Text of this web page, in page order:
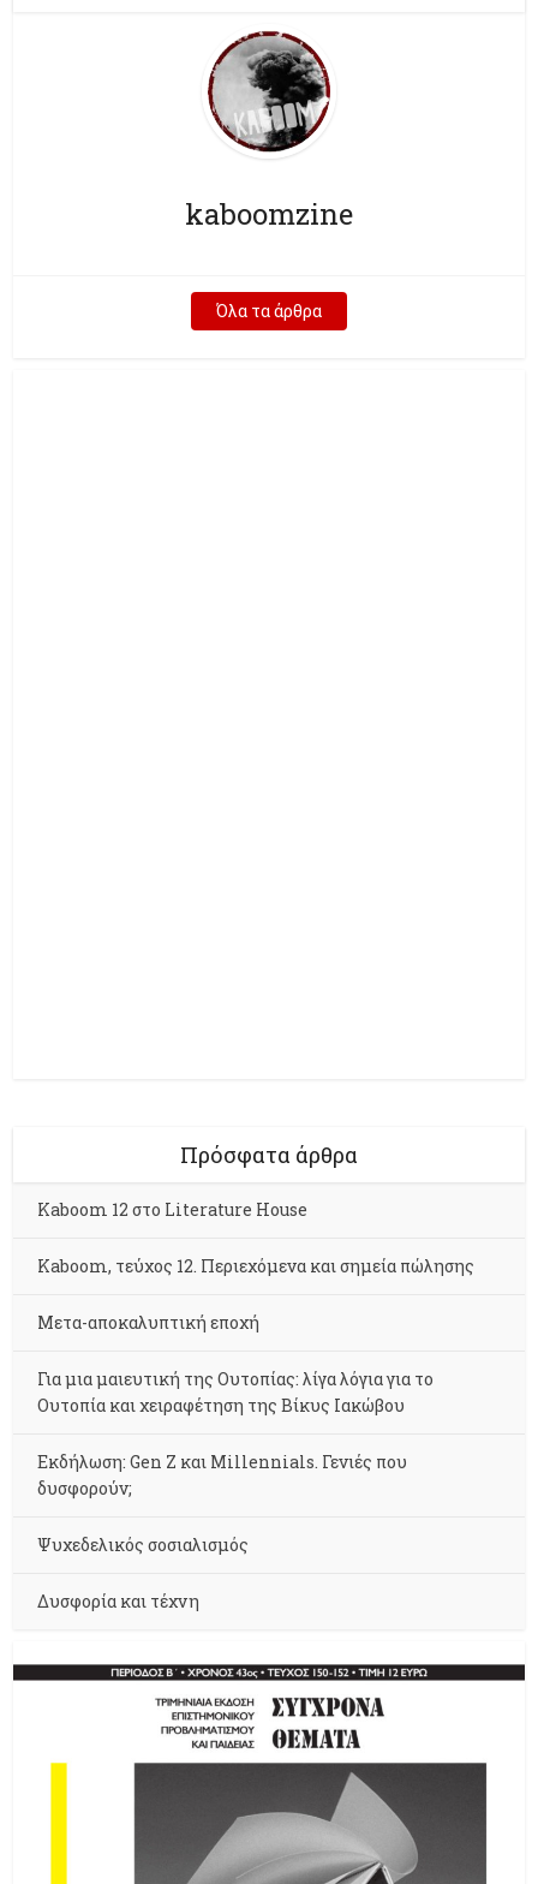
kaboomzine
Όλα τα άρθρα
Πρόσφατα άρθρα
Kaboom 12 στο Literature House
Kaboom, τεύχος 12. Περιεχόμενα και σημεία πώλησης
Μετα-αποκαλυπτική εποχή
Για μια μαιευτική της Ουτοπίας: λίγα λόγια για το
Ουτοπία και χειραφέτηση της Βίκυς Ιακώβου
Εκδήλωση: Gen Z και Millennials. Γενιές που
δυσφορούν;
Ψυχεδελικός σοσιαλισμός
Δυσφορία και τέχνη